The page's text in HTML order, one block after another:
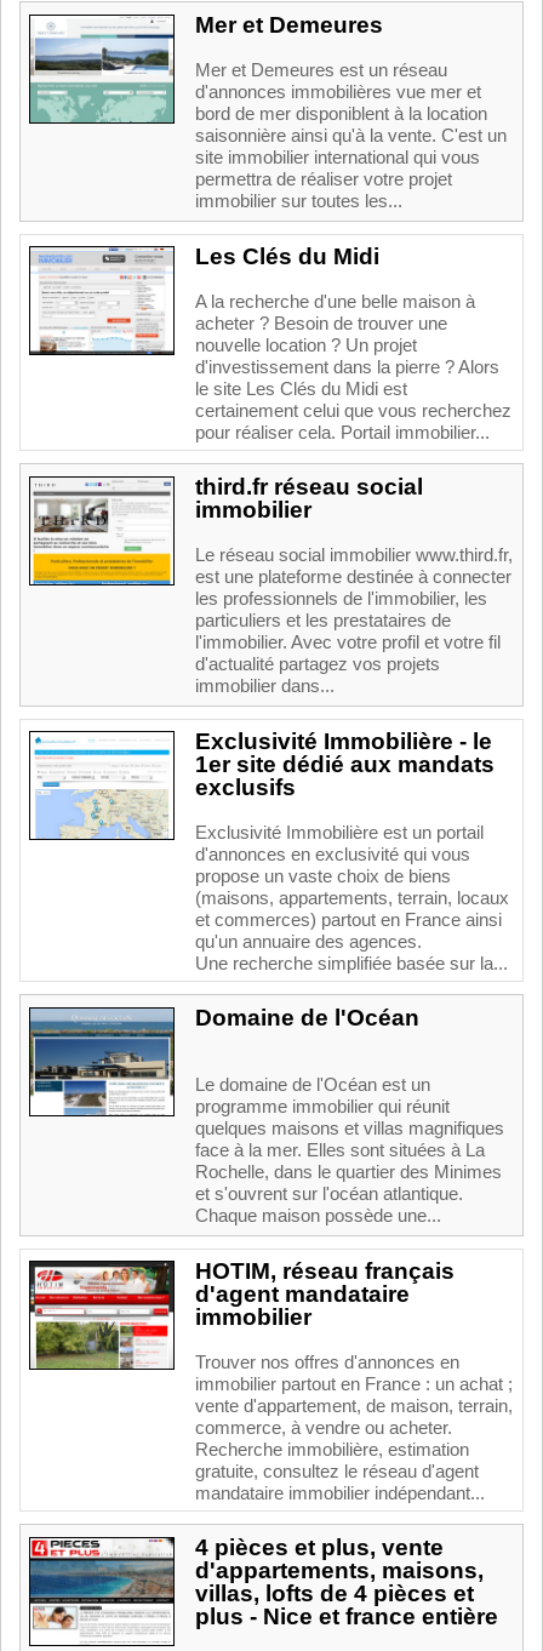
Mer et Demeures
Mer et Demeures est un réseau
d'annonces immobilières vue mer et
bord de mer disponiblent à la location
saisonnière ainsi qu'à la vente. C'est un
site immobilier international qui vous
permettra de réaliser votre projet
immobilier sur toutes les...
Les Clés du Midi
A la recherche d'une belle maison à
acheter ? Besoin de trouver une
nouvelle location ? Un projet
d'investissement dans la pierre ? Alors
le site Les Clés du Midi est
certainement celui que vous recherchez
pour réaliser cela. Portail immobilier...
third.fr réseau social
immobilier
Le réseau social immobilier www.third.fr,
est une plateforme destinée à connecter
les professionnels de l'immobilier, les
particuliers et les prestataires de
l'immobilier. Avec votre profil et votre fil
d'actualité partagez vos projets
immobilier dans...
Exclusivité Immobilière - le
1er site dédié aux mandats
exclusifs
Exclusivité Immobilière est un portail
d'annonces en exclusivité qui vous
propose un vaste choix de biens
(maisons, appartements, terrain, locaux
et commerces) partout en France ainsi
qu'un annuaire des agences.
Une recherche simplifiée basée sur la...
Domaine de l'Océan
Le domaine de l'Océan est un
programme immobilier qui réunit
quelques maisons et villas magnifiques
face à la mer. Elles sont situées à La
Rochelle, dans le quartier des Minimes
et s'ouvrent sur l'océan atlantique.
Chaque maison possède une...
HOTIM, réseau français
d'agent mandataire
immobilier
Trouver nos offres d'annonces en
immobilier partout en France : un achat ;
vente d'appartement, de maison, terrain,
commerce, à vendre ou acheter.
Recherche immobilière, estimation
gratuite, consultez le réseau d'agent
mandataire immobilier indépendant...
4 pièces et plus, vente
d'appartements, maisons,
villas, lofts de 4 pièces et
plus - Nice et france entière